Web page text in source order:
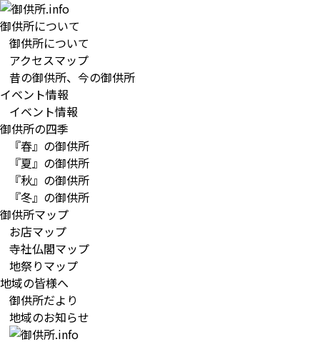
御供所について
御供所について
アクセスマップ
昔の御供所、今の御供所
イベント情報
イベント情報
御供所の四季
『春』の御供所
『夏』の御供所
『秋』の御供所
『冬』の御供所
御供所マップ
お店マップ
寺社仏閣マップ
地祭りマップ
地域の皆様へ
御供所だより
地域のお知らせ